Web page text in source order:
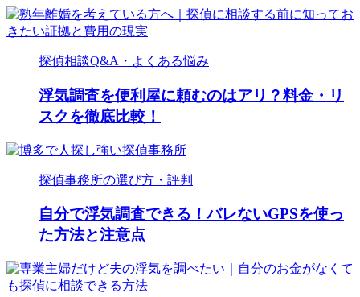
探偵相談Q&A・よくある悩み
浮気調査を便利屋に頼むのはアリ？料金・リ
スクを徹底比較！
探偵事務所の選び方・評判
自分で浮気調査できる！バレないGPSを使っ
た方法と注意点